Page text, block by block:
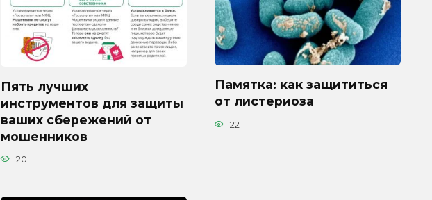
Пять лучших
инструментов для защиты
ваших сбережений от
мошенников
20
Памятка: как защититься
от листериоза
22